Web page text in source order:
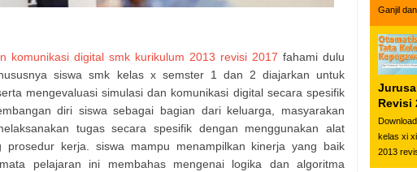
komunikasi digital smk kurikulum 2013 revisi 2017 fahami dulu
siswa smk kelas x semster 1 dan 2 diajarkan untuk
mengevaluasi simulasi dan komunikasi digital secara spesifik
diri siswa sebagai bagian dari keluarga, masyarakan
tugas secara spesifik dengan menggunakan alat
prosedur kerja. siswa mampu menampilkan kinerja yang baik
pelajaran ini membahas mengenai logika dan algoritma
Ganjil
Revisi
kelas xi
2013